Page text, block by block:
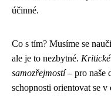
účinné.
Co s tím? Musíme se
ale je to nezbytné.
samozřejmostí– pro naše
schopnosti orientovat se